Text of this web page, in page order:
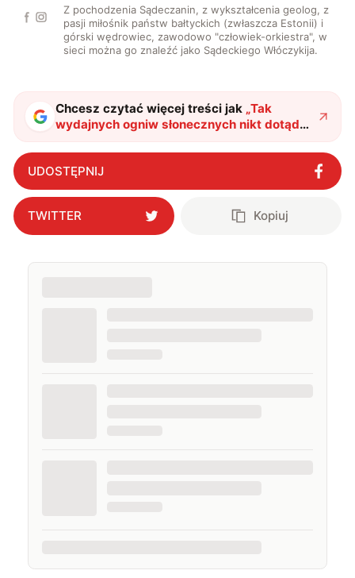
Z pochodzenia Sądeczanin, z wykształcenia geolog, z
pasji miłośnik państw bałtyckich (zwłaszcza Estonii) i
górski wędrowiec, zawodowo "człowiek-orkiestra", w
sieci można go znaleźć jako Sądeckiego Włóczykija.
Chcesz czytać więcej treści jak „Tak
wydajnych ogniw słonecznych nikt dotąd
nie robił. Ich skład jest mocno podejrzany"?
UDOSTĘPNIJ
TWITTER Kopiuj